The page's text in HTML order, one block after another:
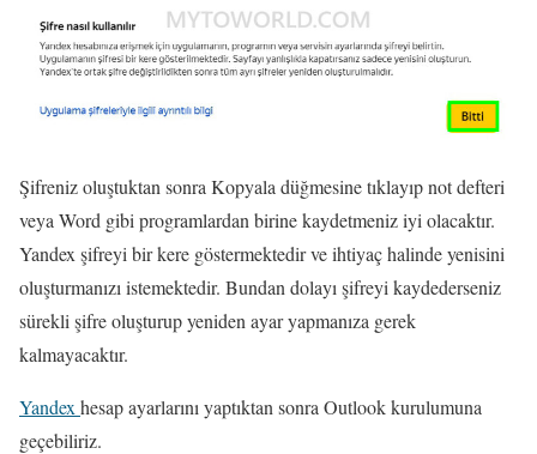
Şifreniz oluştuktan sonra Kopyala düğmesine tıklayıp not defteri
veya Word gibi programlardan birine kaydetmeniz iyi olacaktır.
Yandex şifreyi bir kere göstermektedir ve ihtiyaç halinde yenisini
oluşturmanızı istemektedir. Bundan dolayı şifreyi kaydederseniz
sürekli şifre oluşturup yeniden ayar yapmanıza gerek
kalmayacaktır.
Yandex hesap ayarlarını yaptıktan sonra Outlook kurulumuna
geçebiliriz.